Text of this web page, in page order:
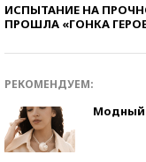
ИСПЫТАНИЕ НА
ПРОШЛА «ГОНКА
РЕКОМЕНДУЕМ:
Модный